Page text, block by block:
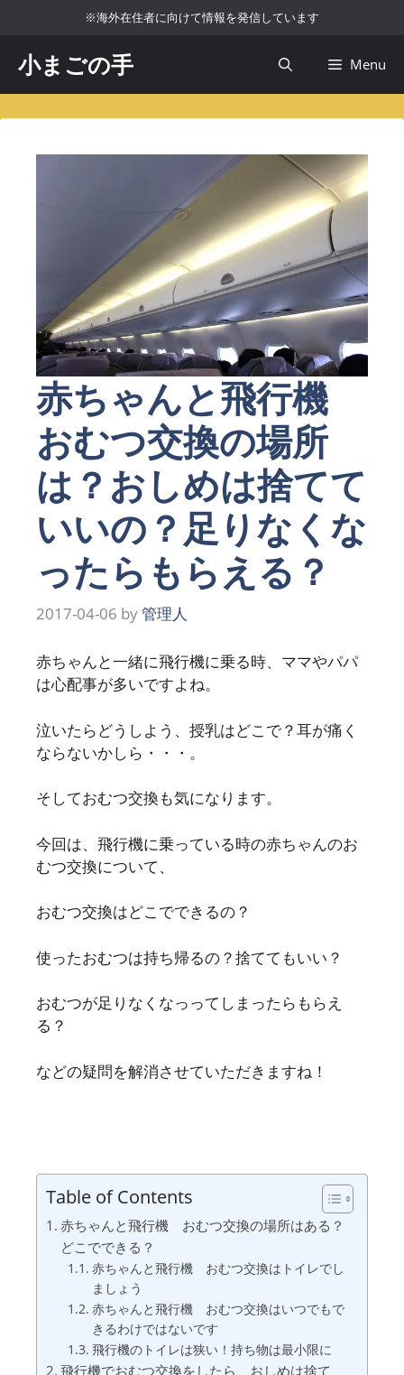
ツ
へ
※海外在住者に向けて情報を発信しています
小まごの手 Menu
赤ちゃんと飛行機
おむつ交換の場所
は？おしめは捨てて
いいの？足りなくな
ったらもらえる？
2017-04-06 by管理人
赤ちゃんと一緒に飛行機に乗る時、ママやパパ
は心配事が多いですよね。
泣いたらどうしよう、授乳はどこで？耳が痛く
ならないかしら・・・。
そしておむつ交換も気になります。
今回は、飛行機に乗っている時の赤ちゃんのお
むつ交換について、
おむつ交換はどこでできるの？
使ったおむつは持ち帰るの？捨ててもいい？
おむつが足りなくなっってしまったらもらえ
る？
などの疑問を解消させていただきますね！
Table of Contents
赤ちゃんと飛行機 おむつ交換の場所はある？
どこでできる？
赤ちゃんと飛行機 おむつ交換はトイレでし
ましょう
赤ちゃんと飛行機 おむつ交換はいつでもで
きるわけではないです
飛行機のトイレは狭い！持ち物は最小限に
飛行機でおむつ交換をしたら、おしめは捨て